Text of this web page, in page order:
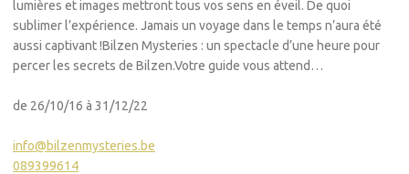
lumières et images mettront tous vos sens en éveil. De quoi
sublimer l’expérience. Jamais un voyage dans le temps n’aura été
aussi captivant !Bilzen Mysteries : un spectacle d’une heure pour
percer les secrets de Bilzen.Votre guide vous attend…
de 26/10/16 à 31/12/22
info@bilzenmysteries.be
089399614